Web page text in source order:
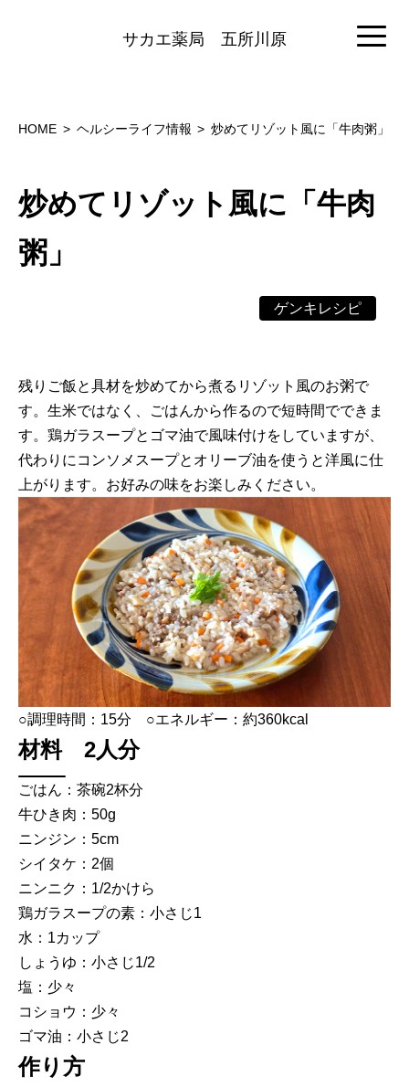
サカエ薬局 五所川原
HOME ヘルシーライフ情報 炒めてリゾット風に「牛肉粥」
炒めてリゾット風に「牛肉
粥」
ゲンキレシピ
残りご飯と具材を炒めてから煮るリゾット風のお粥で
す。生米ではなく、ごはんから作るので短時間でできま
す。鶏ガラスープとゴマ油で風味付けをしていますが、
代わりにコンソメスープとオリーブ油を使うと洋風に仕
上がります。お好みの味をお楽しみください。
○調理時間：15分 ○エネルギー：約360kcal
材料 2人分
ごはん：茶碗2杯分
牛ひき肉：50g
ニンジン：5cm
シイタケ：2個
ニンニク：1/2かけら
鶏ガラスープの素：小さじ1
水：1カップ
しょうゆ：小さじ1/2
塩：少々
コショウ：少々
ゴマ油：小さじ2
作り方